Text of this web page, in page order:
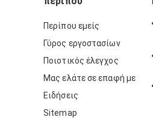
Περίπου εμείς
Γύρος εργοστασίων
Ποιοτικός έλεγχος
Μας ελάτε σε επαφή με
Ειδήσεις
Sitemap